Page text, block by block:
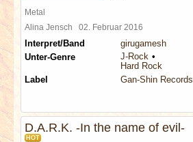
Metal
Alina Jensch 02. Februar 2016
Interpret/Band
girugamesh
Unter-Genre
J-Rock
Hard Rock
Label
Gan-Shin Records
D.A.R.K. -In the name of evil-
HOT